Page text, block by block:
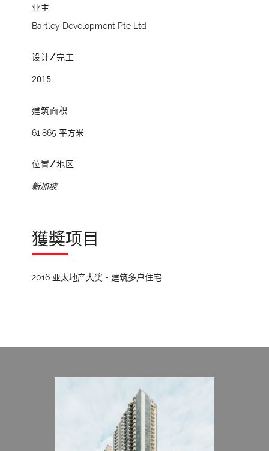
业主
Bartley Development Pte Ltd
设计/完工
2015
建筑面积
61,865 平方米
位置/地区
新加坡
獲奬项目
2016 亚太地产大奖 - 建筑多户住宅